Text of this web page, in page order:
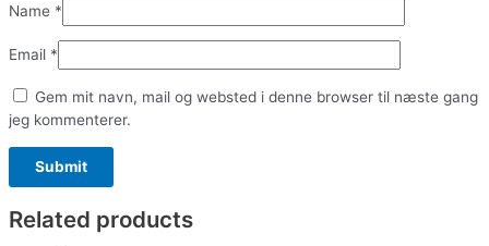
Name *
Email *
Gem mit navn, mail og websted i denne browser til næste gang
jeg kommenterer.
Related products